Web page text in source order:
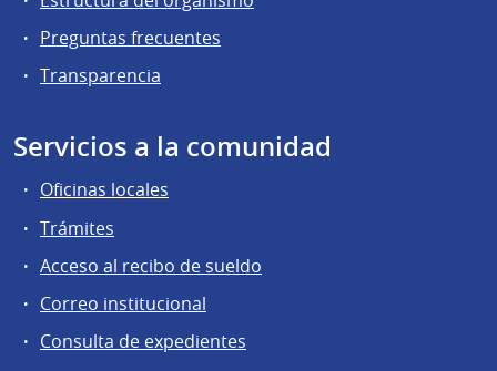
Preguntas frecuentes
Transparencia
Servicios a la comunidad
Oficinas locales
Trámites
Acceso al recibo de sueldo
Correo institucional
Consulta de expedientes